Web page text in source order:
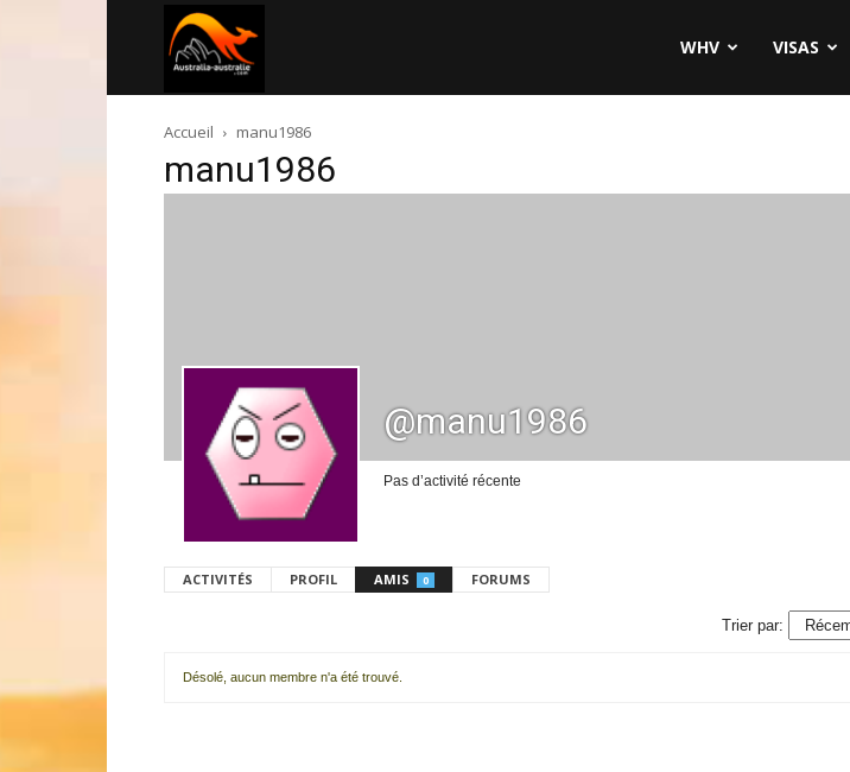
australie.com
WHV VISAS
Accueil manu1986
manu1986
@manu1986
Pas d’activité récente
ACTIVITÉS PROFIL AMIS 0 FORUMS
Trier par:
Désolé, aucun membre n'a été trouvé.